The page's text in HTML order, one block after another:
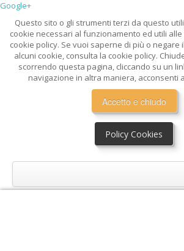
Google+
Questo sito o gli strumenti terzi da questo
cookie necessari al funzionamento ed utili
cookie policy. Se vuoi saperne di più o negare
alcuni cookie, consulta la cookie policy.
scorrendo questa pagina, cliccando su un
navigazione in altra maniera, acconsenti
Accetto e chiudo
Policy Cookies